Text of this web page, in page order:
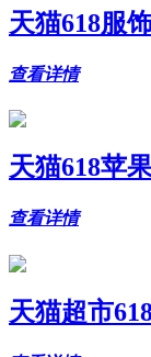
天猫618服
查看详情
天猫618苹
查看详情
天猫超市